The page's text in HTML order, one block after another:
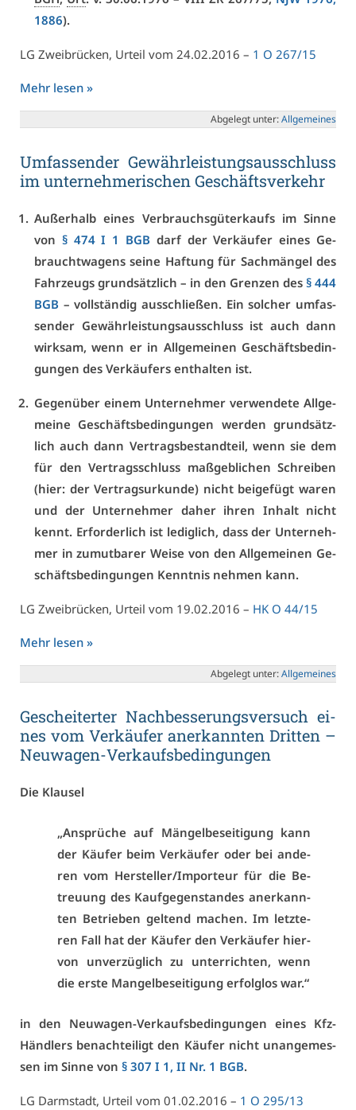
1886).
LG Zwei­brü­cken, Ur­teil vom 24.02.2016 – 1 O 267/15
Mehr le­sen »
Ab­ge­legt un­ter:All­ge­mei­nes
Um­fas­sen­der Ge­währ­leis­tungs­aus­schluss
im un­ter­neh­me­ri­schen Ge­schäfts­ver­kehr
Au­ßer­halb ei­nes Ver­brauchs­gü­ter­kaufs im Sin­ne
von § 474 I 1 BGB darf der Ver­käu­fer ei­nes Ge­
braucht­wa­gens sei­ne Haf­tung für Sach­män­gel des
Fahr­zeugs grund­sätz­lich – in den Gren­zen des § 444
BGB – voll­stän­dig aus­schlie­ßen. Ein sol­cher um­fas­
sen­der Ge­währ­leis­tungs­aus­schluss ist auch dann
wirk­sam, wenn er in All­ge­mei­nen Ge­schäfts­be­din­
gun­gen des Ver­käu­fers ent­hal­ten ist.
Ge­gen­über ei­nem Un­ter­neh­mer ver­wen­de­te All­ge­
mei­ne Ge­schäfts­be­din­gun­gen wer­den grund­sätz­
lich auch dann Ver­trags­be­stand­teil, wenn sie dem
für den Ver­trags­schluss maß­geb­li­chen Schrei­ben
(hier: der Ver­trags­ur­kun­de) nicht bei­ge­fügt wa­ren
und der Un­ter­neh­mer da­her ih­ren In­halt nicht
kennt. Er­for­der­lich ist le­dig­lich, dass der Un­ter­neh­
mer in zu­mut­ba­rer Wei­se von den All­ge­mei­nen Ge­
schäfts­be­din­gun­gen Kennt­nis neh­men kann.
LG Zwei­brü­cken, Ur­teil vom 19.02.2016 – HK O 44/15
Mehr le­sen »
Ab­ge­legt un­ter:All­ge­mei­nes
Ge­schei­ter­ter Nach­bes­se­rungs­ver­such ei­
nes vom Ver­käu­fer an­er­kann­ten Drit­ten –
Neu­wa­gen-Ver­kaufs­be­din­gun­gen
Die Klau­sel
„An­sprü­che auf Män­gel­be­sei­ti­gung kann
der Käu­fer beim Ver­käu­fer oder bei an­de­
ren vom Her­stel­ler/Im­por­teur für die Be­
treu­ung des Kauf­ge­gen­stan­des an­er­kann­
ten Be­trie­ben gel­tend ma­chen. Im letz­te­
ren Fall hat der Käu­fer den Ver­käu­fer hier­
von un­ver­züg­lich zu un­ter­rich­ten, wenn
die ers­te Man­gel­be­sei­ti­gung er­folg­los war.“
in den Neu­wa­gen-Ver­kaufs­be­din­gun­gen ei­nes Kfz-
Händ­lers be­nach­tei­ligt den Käu­fer nicht un­an­ge­mes­
sen im Sin­ne von § 307 I 1, II Nr. 1 BGB.
LG Darm­stadt, Ur­teil vom 01.02.2016 – 1 O 295/13